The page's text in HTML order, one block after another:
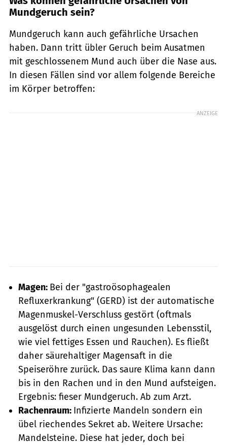
Mundgeruch sein?
Mundgeruch kann auch gefährliche Ursachen
haben. Dann tritt übler Geruch beim Ausatmen
mit geschlossenem Mund auch über die Nase aus.
In diesen Fällen sind vor allem folgende Bereiche
im Körper betroffen:
ANZEIGE
Magen: Bei der "gastroösophagealen
Refluxerkrankung" (GERD) ist der automatische
Magenmuskel-Verschluss gestört (oftmals
ausgelöst durch einen ungesunden Lebensstil,
wie viel fettiges Essen und Rauchen). Es fließt
daher säurehaltiger Magensaft in die
Speiseröhre zurück. Das saure Klima kann dann
bis in den Rachen und in den Mund aufsteigen.
Ergebnis: fieser Mundgeruch. Ab zum Arzt.
Rachenraum: Infizierte Mandeln sondern ein
übel riechendes Sekret ab. Weitere Ursache:
Mandelsteine. Diese hat jeder, doch bei